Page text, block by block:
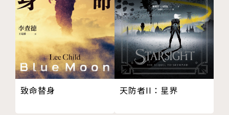
18
19
20
21
22
23
生平及寫作記要
致命替身 天防者II：星界